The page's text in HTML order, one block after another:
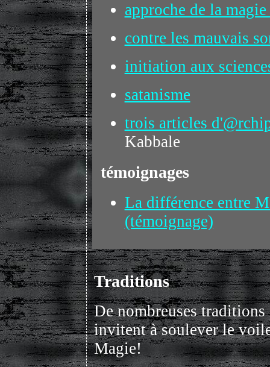
approche de la magie
contre les mauvais
initiation aux
satanisme
trois articles
Kabbale
témoignages
La différence entre
(témoignage)
Traditions
De nombreuses traditions
invitent à soulever le
Magie!